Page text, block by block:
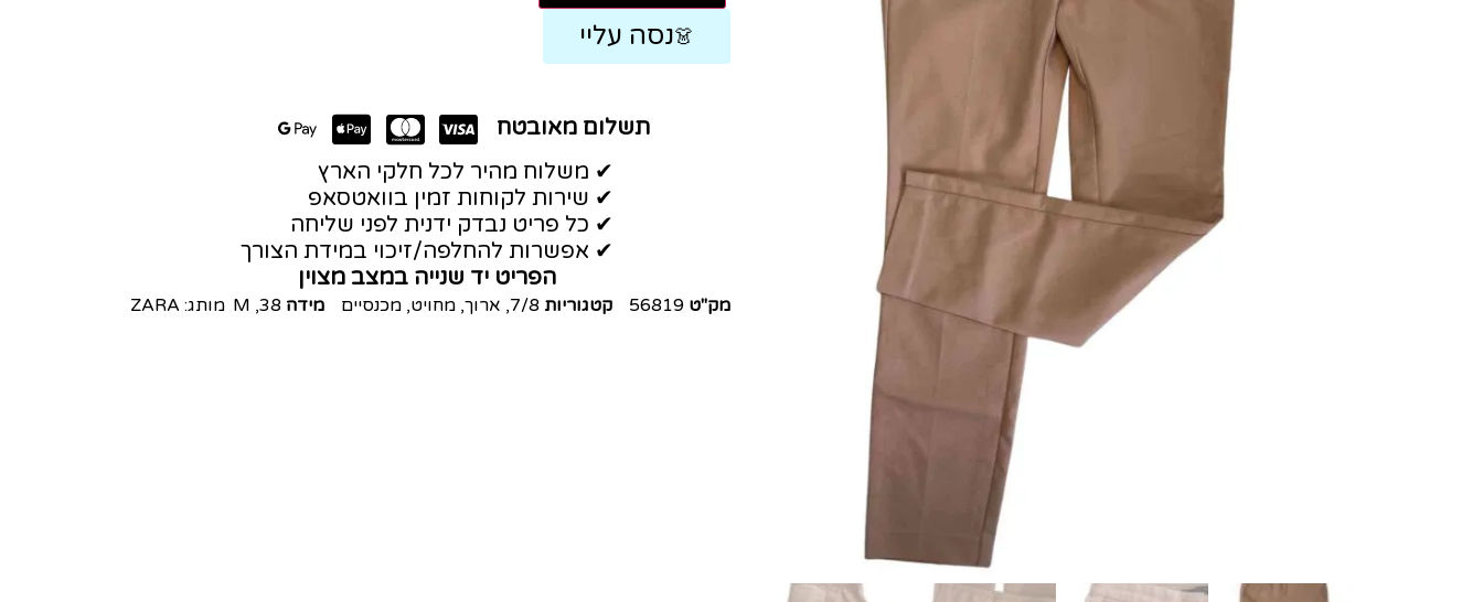
👗נסה עליי
תשלום מאובטח
✔ משלוח מהיר לכל חלקי הארץ
✔ שירות לקוחות זמין בוואטסאפ
✔ כל פריט נבדק ידנית לפני שליחה
✔ אפשרות להחלפה/זיכוי במידת הצורך
הפריט יד שנייה במצב מצוין
מק"ט 56819 קטגוריות 7/8
, ארוך, מחויט, מכנסיים מידה 38
,
M מותג: ZARA